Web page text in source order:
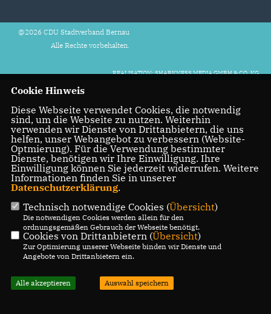
@2026 CDU Stadtverband Bernau
Alle Rechte vorbehalten.
REALISATION: SHARKNESS MEDIA GMBH & CO. KG
Cookie Hinweis
Diese Webseite verwendet Cookies, die notwendig
sind, um die Webseite zu nutzen. Weiterhin
verwenden wir Dienste von Drittanbietern, die uns
helfen, unser Webangebot zu verbessern (Website-
Optmierung). Für die Verwendung bestimmter
Dienste, benötigen wir Ihre Einwilligung. Ihre
Einwilligung können Sie jederzeit widerrufen. Weitere
Informationen finden Sie in unserer
Datenschutzerklärung.
Technisch notwendige Cookies (Übersicht)
Die notwendigen Cookies werden allein für den
ordnungsgemäßen Gebrauch der Webseite benötigt.
Cookies von Drittanbietern (Übersicht)
Zur Optimierung unserer Webseite binden wir Dienste und
Angebote von Drittanbietern ein.
Alle akzeptieren Auswahl speichern